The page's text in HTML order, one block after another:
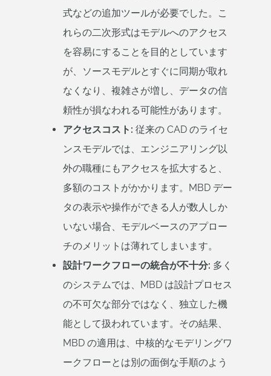
式などの追加ツールが必要でした。こ
れらの二次形式はモデルへのアクセス
を容易にすることを目的としています
が、ソースモデルとすぐに同期が取れ
なくなり、複雑さが増し、データの信
頼性が損なわれる可能性があります。
アクセスコスト: 従来の CAD のライセ
ンスモデルでは、エンジニアリング以
外の職種にもアクセスを拡大すると、
多額のコストがかかります。MBD デー
タの表示や操作ができる人が数人しか
いない場合、モデルベースのアプロー
チのメリットは薄れてしまいます。
設計ワークフローの統合が不十分: 多く
のシステムでは、MBD は設計プロセス
の不可欠な部分ではなく、独立した機
能として扱われています。その結果、
MBD の適用は、中核的なモデリングワ
ークフローとは別の面倒な手順のよう